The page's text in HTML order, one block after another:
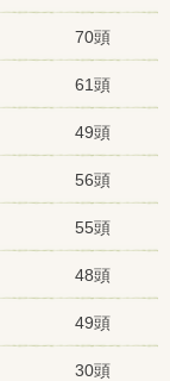
70頭
61頭
49頭
56頭
55頭
48頭
49頭
30頭